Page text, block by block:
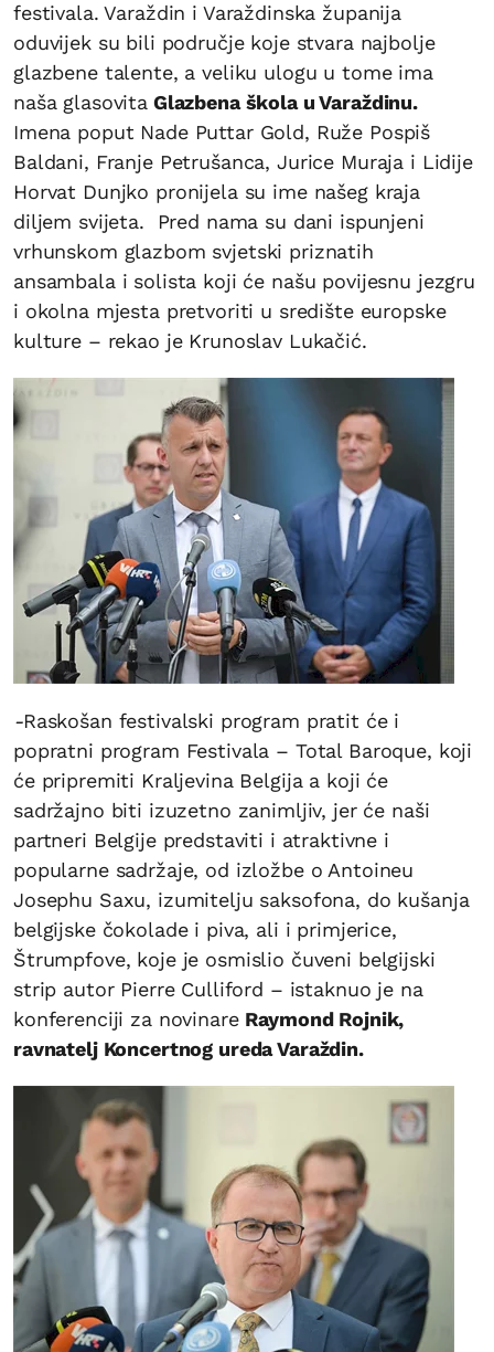
festivala. Varaždin i Varaždinska županija
oduvijek su bili područje koje stvara najbolje
glazbene talente, a veliku ulogu u tome ima
naša glasovitaGlazbena škola u Varaždinu.
Imena poput Nade Puttar Gold, Ruže Pospiš
Baldani, Franje Petrušanca, Jurice Muraja i Lidije
Horvat Dunjko pronijela su ime našeg kraja
diljem svijeta. ​ Pred nama su dani ispunjeni
vrhunskom glazbom svjetski priznatih
ansambala i solista koji će našu povijesnu jezgru
i okolna mjesta pretvoriti u središte europske
kulture – rekao je Krunoslav Lukačić.
-Raskošan festivalski program pratit će i
popratni program Festivala – Total Baroque, koji
će pripremiti Kraljevina Belgija a koji će
sadržajno biti izuzetno zanimljiv, jer će naši
partneri Belgije predstaviti i atraktivne i
popularne sadržaje, od izložbe o Antoineu
Josephu Saxu, izumitelju saksofona, do kušanja
belgijske čokolade i piva, ali i primjerice,
Štrumpfove, koje je osmislio čuveni belgijski
strip autor Pierre Culliford – istaknuo je na
konferenciji za novinare Raymond Rojnik,
ravnatelj Koncertnog ureda Varaždin.